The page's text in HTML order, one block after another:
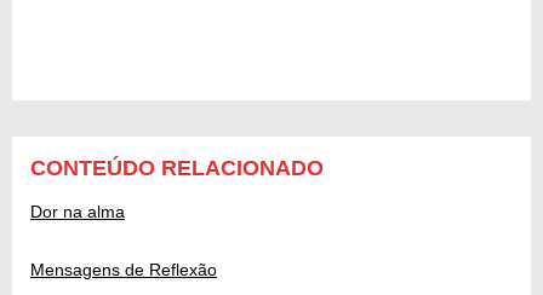
CONTEÚDO RELACIONADO
Dor na alma
Mensagens de Reflexão